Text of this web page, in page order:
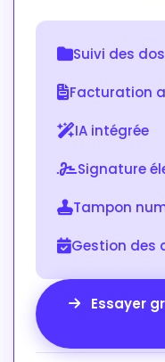
Suivi des
Facturation
IA intégrée
Signature
Tampon
Gestion des
Essayer